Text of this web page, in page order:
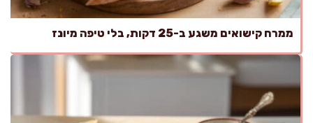
ממרח קישואים משגע ב-25 דקות, בלי טיפה מיונז